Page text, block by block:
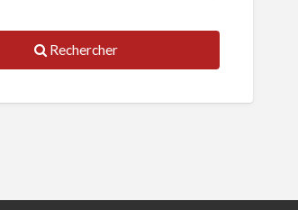
Rechercher